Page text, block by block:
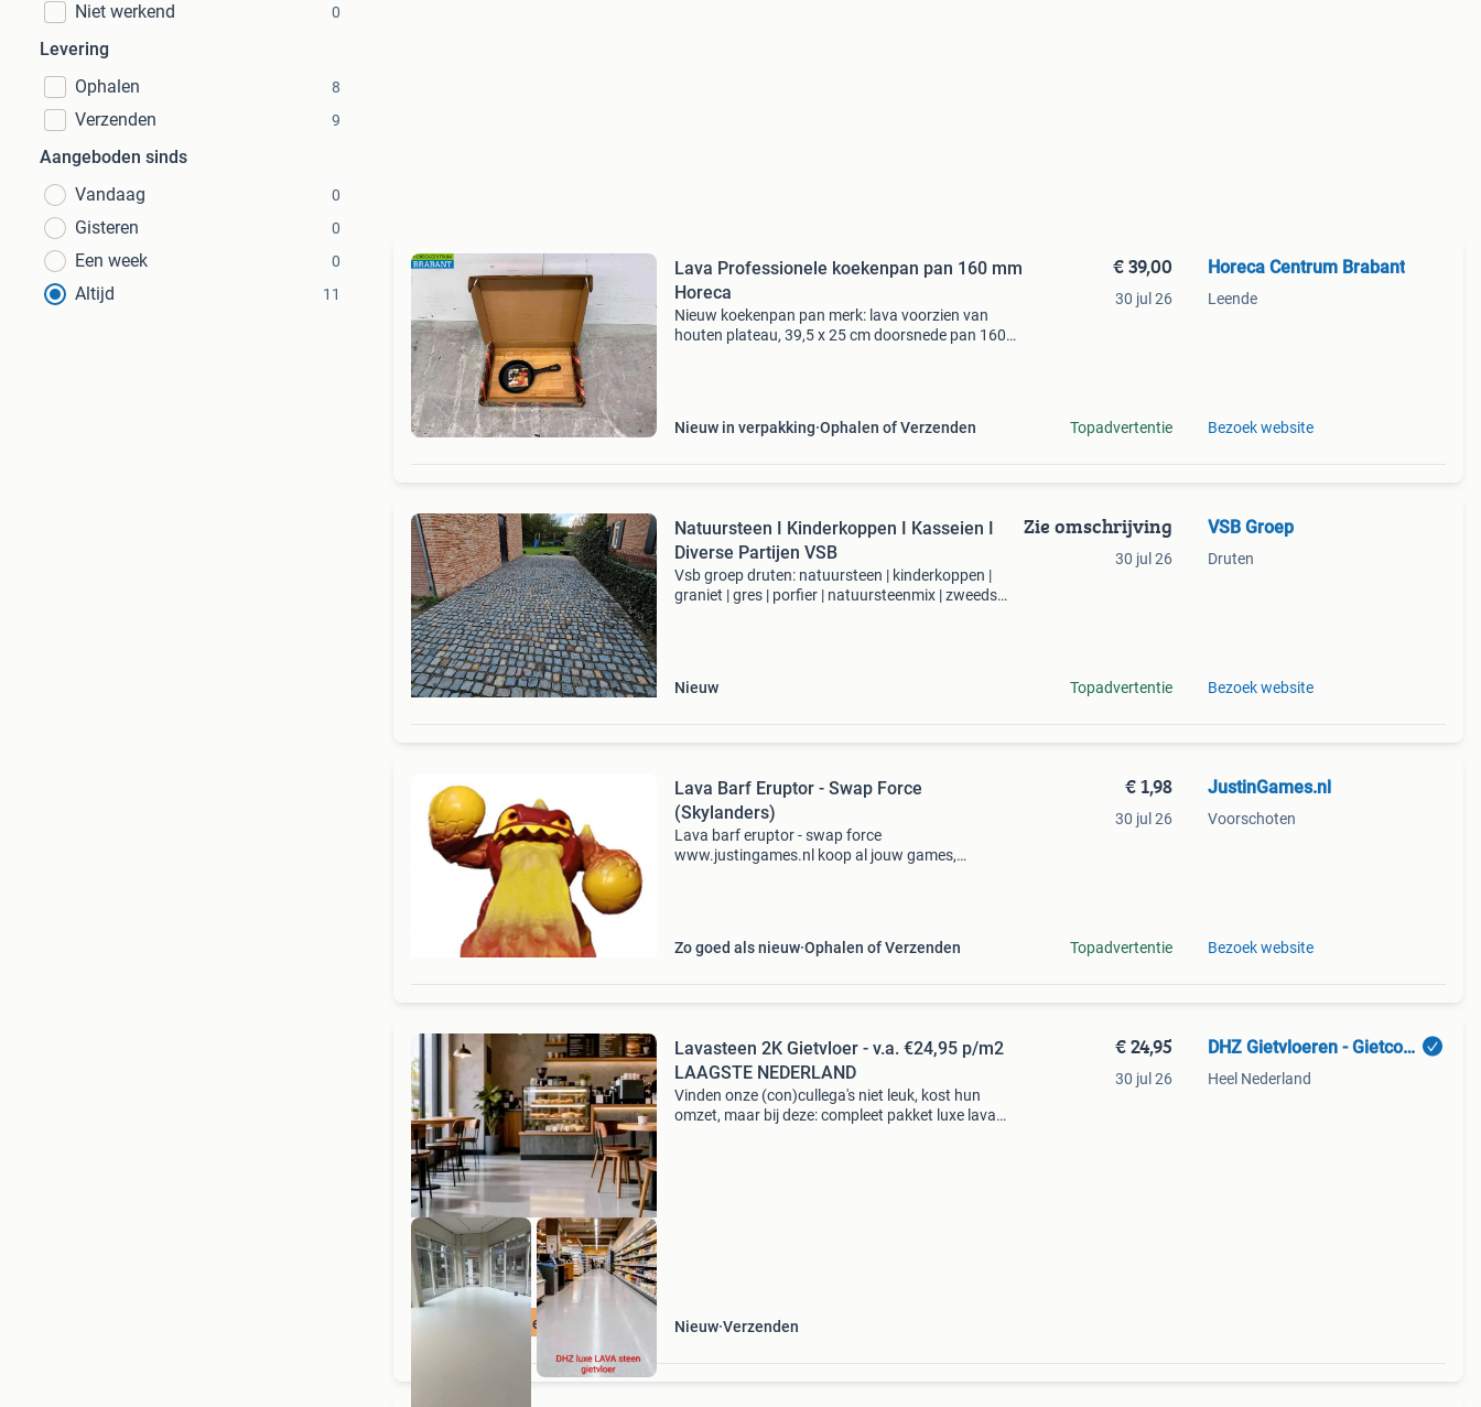
Niet werkend 0
Levering
Ophalen
8
Verzenden 9
Aangeboden sinds
Vandaag
0
Gisteren 0
Een week 0
Altijd 11
Lava Professionele koekenpan pan 160 mm
Horeca
Nieuw koekenpan pan merk: lava voorzien van
houten plateau, 39,5 x 25 cm doorsnede pan 160
Nieuw in verpakking Ophalen of Verzenden
€ 39,00
30 jul 26
Topadvertentie
Horeca Centrum Brabant
Leende
Bezoek website
Natuursteen I Kinderkoppen I Kasseien I
Diverse Partijen VSB
Vsb groep druten: natuursteen | kinderkoppen |
graniet | gres | porfier | natuursteenmix | zweeds
Nieuw
Zie omschrijving
30 jul 26
Topadvertentie
VSB Groep
Druten
Bezoek website
Lava Barf Eruptor - Swap Force
(Skylanders)
Lava barf eruptor - swap force
www.justingames.nl koop al jouw games,
Zo goed als nieuw Ophalen of Verzenden
€ 1,98
30 jul 26
Topadvertentie
JustinGames.nl
Voorschoten
Bezoek website
Design gietvloeren
Lavasteen 2K Gietvloer - v.a. €24,95 p/m2
LAAGSTE NEDERLAND
Vinden onze (con)cullega's niet leuk, kost hun
omzet, maar bij deze: compleet pakket luxe lava
Nieuw Verzenden
€ 24,95
30 jul 26
DHZ Gietvloeren - Gietcoating - LAVASTEEN
Heel Nederland